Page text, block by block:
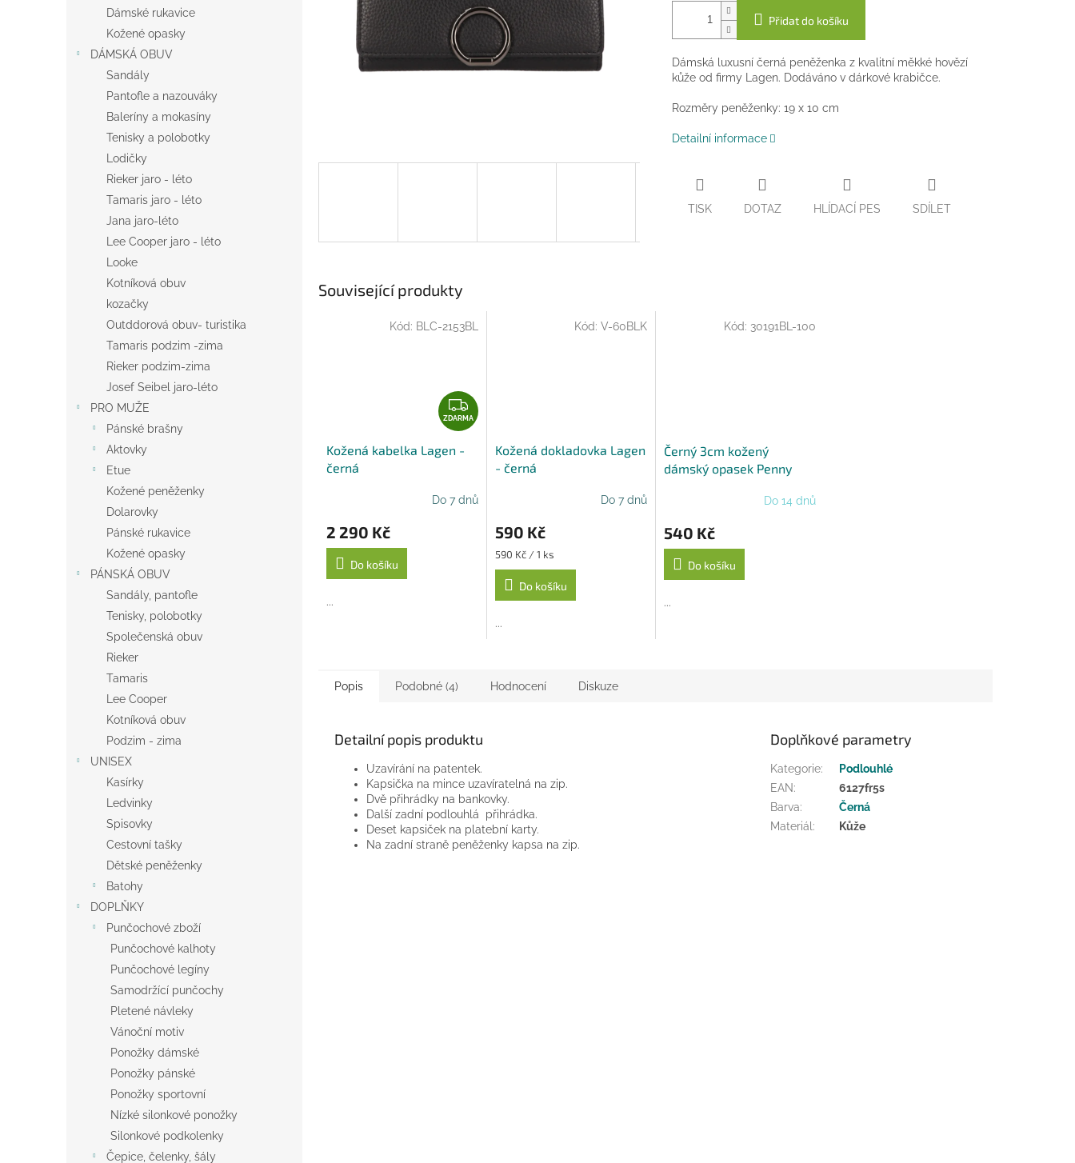
Dámské rukavice
Kožené opasky
DÁMSKÁ OBUV
Sandály
Pantofle a nazouváky
Baleríny a mokasíny
Tenisky a polobotky
Lodičky
Rieker jaro - léto
Tamaris jaro - léto
Jana jaro-léto
Lee Cooper jaro - léto
Looke
Kotníková obuv
kozačky
Outddorová obuv- turistika
Tamaris podzim -zima
Rieker podzim-zima
Josef Seibel jaro-léto
PRO MUŽE
Pánské brašny
Aktovky
Etue
Kožené peněženky
Dolarovky
Pánské rukavice
Kožené opasky
PÁNSKÁ OBUV
Sandály, pantofle
Tenisky, polobotky
Společenská obuv
Rieker
Tamaris
Lee Cooper
Kotníková obuv
Podzim - zima
UNISEX
Kasírky
Ledvinky
Spisovky
Cestovní tašky
Dětské peněženky
Batohy
DOPLŇKY
Punčochové zboží
Punčochové kalhoty
Punčochové legíny
Samodržící punčochy
Pletené návleky
Vánoční motiv
Ponožky dámské
Ponožky pánské
Ponožky sportovní
Nízké silonkové ponožky
Silonkové podkolenky
Čepice, čelenky, šály
Přidat do košíku
Dámská luxusní černá peněženka z kvalitní měkké hovězí
kůže od firmy Lagen. Dodáváno v dárkové krabičce.
Rozměry peněženky: 19 x 10 cm
Detailní informace
TISK DOTAZ HLÍDACÍ PES SDÍLET
Související produkty
Z
D
A
ZDARMA
Kožená kabelka Lagen -
černá
Do 7 dnů
2 290 Kč
Do košíku
...
Kód: BLC-2153BL
Kožená dokladovka Lagen
- černá
Do 7 dnů
590 Kč
Měrná
cena:
590 Kč / 1 ks
Do košíku
...
Kód: V-60BLK
Černý 3cm kožený
dámský opasek Penny
Do 14 dnů
540 Kč
Do košíku
...
Kód: 30191BL-100
Popis Podobné (4) Hodnocení Diskuze
Detailní popis produktu
Uzavírání na patentek.
Kapsička na mince uzavíratelná na zip.
Dvě přihrádky na bankovky.
Další zadní podlouhlá přihrádka.
Deset kapsiček na platební karty.
Na zadní straně peněženky kapsa na zip.
Doplňkové parametry
Kategorie:
Podlouhlé
EAN:
6127fr5s
Barva:
Černá
Materiál : Kůže